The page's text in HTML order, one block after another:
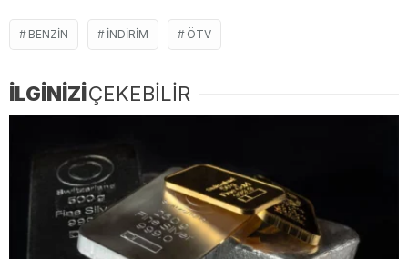
BENZIN INDIRIM ÖTV
İLGİNİZİÇEKEBİLİR